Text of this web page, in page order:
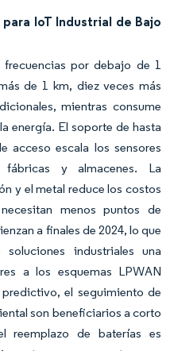
IoT Industrial de Bajo
por debajo de 1
de 1 km, diez veces más
mientras consume
energía. El soporte de hasta
acceso escala los sensores
y almacenes. La
y el metal reduce los costos
menos puntos de
a finales de 2024, lo que
industriales una
a los esquemas LPWAN
el seguimiento de
son beneficiarios a corto
reemplazo de baterías es